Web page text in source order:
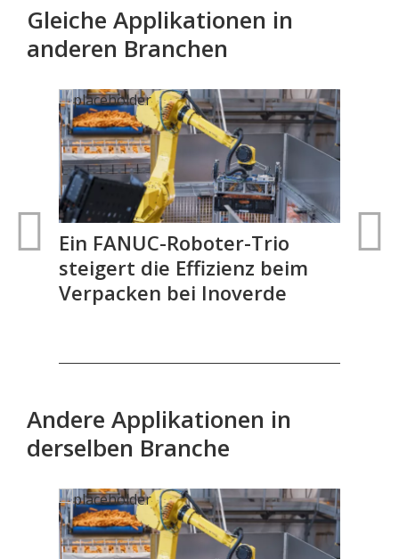
Gleiche Applikationen in
anderen Branchen
Ein FANUC-Roboter-Trio
steigert die Effizienz beim
Verpacken bei Inoverde
Andere Applikationen in
derselben Branche